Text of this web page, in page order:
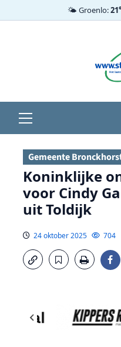
🌤️ Groenlo:
menu
Gemeente
Koninklijke
voor Cindy
uit Toldijk
24 oktober 2025 704